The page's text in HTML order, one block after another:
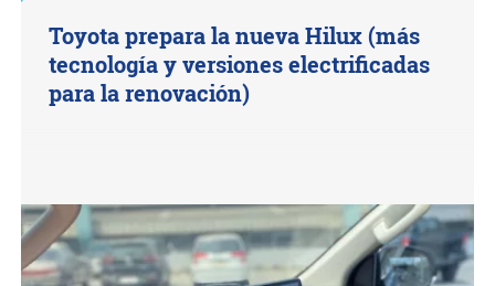
Toyota prepara la nueva Hilux (más
tecnología y versiones electrificadas
para la renovación)